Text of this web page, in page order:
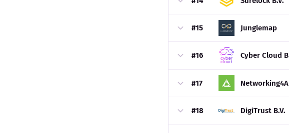
#15 Junglemap
#16 Cyber Cloud
#17
#18 DigiTrust B.V.